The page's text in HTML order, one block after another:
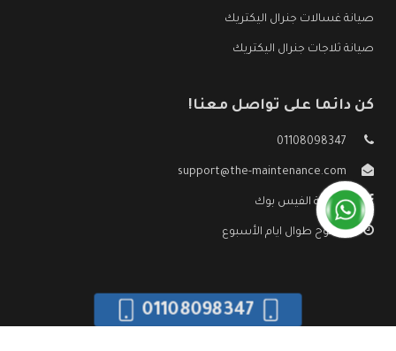
صيانة غسالات جنرال اليكتريك
صيانة ثلاجات جنرال اليكتريك
كن دائما على تواصل معنا!
01108098347
support@the-maintenance.com
صفحة الفيس بوك
مفتوح طوال ايام الأسبوع
01108098347